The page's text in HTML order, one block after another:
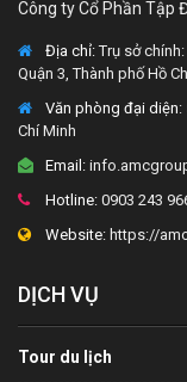
Công ty Cổ Phần Tập
Địa chỉ:Trụ sở
Quận 3, Thành phố Hồ
Văn phòng đại diện:
Chí Minh
Email:
Hotline: 0903 243
Website: https://
DỊCH VỤ
Tour du lịch